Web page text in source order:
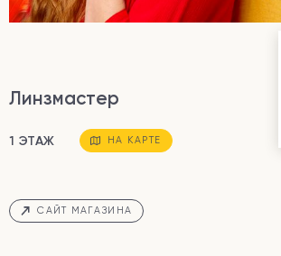
Линзмастер
1 ЭТАЖ НА КАРТЕ
САЙТ МАГАЗИНА